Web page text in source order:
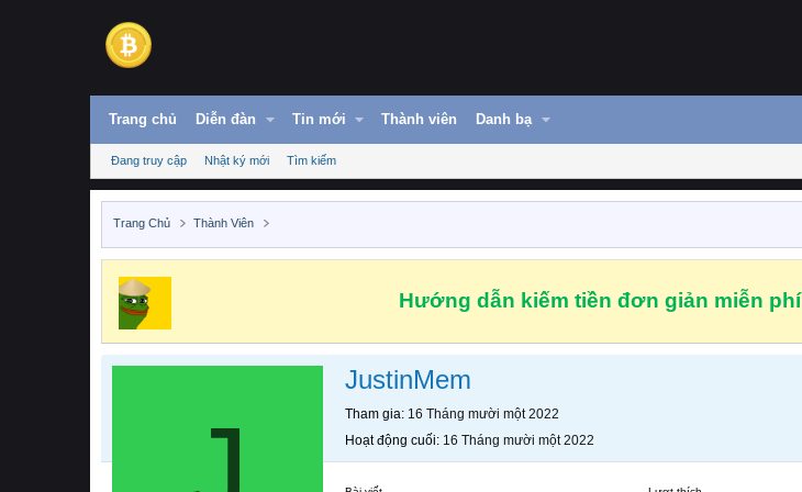
Trang chủ Diễn đàn Tin mới Thành viên Danh bạ
Đang truy cập Nhật ký mới Tìm kiếm
Trang Chủ Thành Viên
Hướng dẫn kiếm tiền đơn giản miễn phí
JustinMem
Tham gia 16 Tháng mười một 2022
Hoạt động cuối 16 Tháng mười một 2022